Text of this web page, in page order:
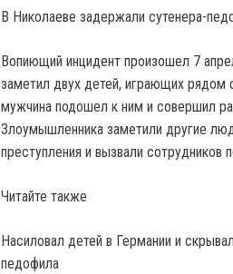
В Николаеве задержали сутенера-
Вопиющий инцидент произошел 7
заметил двух детей, играющих рядом
мужчина подошел к ним и совершил
Злоумышленника заметили другие
преступления и вызвали сотрудников
Читайте также
Насиловал детей в Германии и
педофила